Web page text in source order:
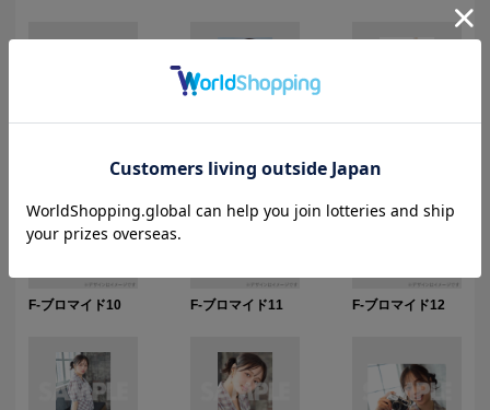
F-ブロマイド10 F-ブロマイド11 F-ブロマイド12